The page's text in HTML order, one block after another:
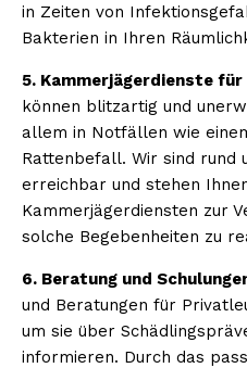
in Zeiten von
Bakterien in Ihren
5. Kammerjägerdienste
können blitzartig und
allem in Notfällen wie
Rattenbefall. Wir sind rund
erreichbar und stehen
Kammerjägerdiensten zur
solche Begebenheiten zu
6. Beratung und
und Beratungen für
um sie über
informieren. Durch das